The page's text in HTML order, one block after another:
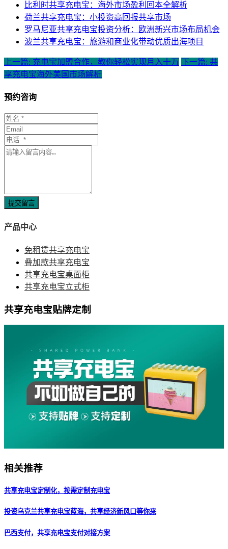
比利时共享充电宝：海外市场盈利回本全解析
荷兰共享充电宝：小投资高回报共享市场
罗马尼亚共享充电宝投资分析：欧洲新兴市场布局机会
波兰共享充电宝：旅游和商业化带动优质出海项目
上一篇: 充电宝加盟合作，教你轻松实现月入十万 下一篇: 共
享充电宝海外美国市场解析
预约咨询
提交留言
产品中心
免租赁共享充电宝
叠加款共享充电宝
共享充电宝桌面柜
共享充电宝立式柜
共享充电宝贴牌定制
相关推荐
共享充电宝定制化，按需定制充电宝
投资乌克兰共享充电宝蓝海，共享经济新风口等你来
巴西支付，共享充电宝支付对接方案